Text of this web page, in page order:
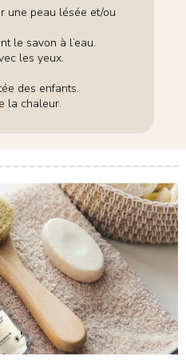
une peau lésée et/ou
le savon à l’eau.
les yeux.
des enfants.
la chaleur.